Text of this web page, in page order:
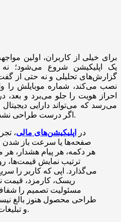
برای خیلی از کاربران، اولین
یک اپلیکیشن شروع می‌شود؛ نه
گزارش‌های تحلیلی و نه حتی از
نصب می‌کند، شماره موبایلش را
احراز هویت را جلو می‌برد و
می‌رسد که می‌تواند دارایی
اگر درست طراحی نشده باشد، می‌تواند خطرناک باشد.
در اپلیکیشن‌های مالی،
صفحه‌ها یا سرعت باز شدن
هر دکمه، هر پیام هشدار،
ترتیب نمایش قیمت‌ها،
می‌گذارد. اپی که کاربر را
ریسک، کارمزد،
مسئولیت تصمیم را
طراحی محصول هنوز بالغ
و تبلیغات پرزرق‌وبرق داشته باشد.